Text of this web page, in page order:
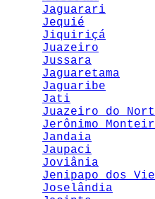
Jaguarari
Jequié
Jiquiriçá
Juazeiro
Jussara
Jaguaretama
Jaguaribe
Jati
Juazeiro do
Jerônimo
Jandaia
Jaupaci
Joviânia
Jenipapo dos
Joselândia